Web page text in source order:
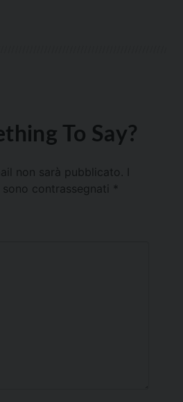
To Say?
non sarà pubblicato.
contrassegnati *